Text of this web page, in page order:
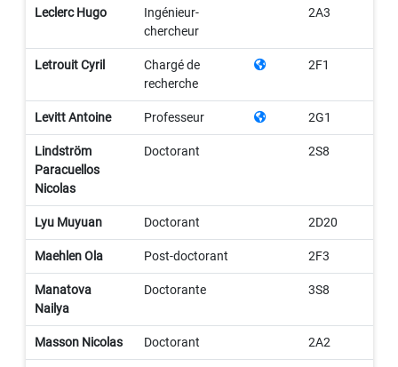
Leclerc Hugo
Ingénieur-
chercheur
2A3
Letrouit Cyril
Chargé de
recherche
2F1
Levitt Antoine Professeur 2G1
Lindström
Paracuellos
Nicolas
Doctorant 2S8
Lyu Muyuan Doctorant 2D20
Maehlen Ola Post-doctorant 2F3
Manatova
Nailya
Doctorante 3S8
Masson Nicolas Doctorant 2A2